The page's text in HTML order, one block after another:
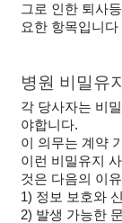
그로 인한 퇴사
요한 항목입니다
병원 비밀유
각 당사자는 비
야합니다.
이 의무는 계약
이런 비밀유지
것은 다음의 이
1) 정보 보호와
2) 발생 가능한